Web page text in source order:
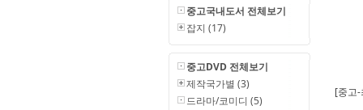
중고국내도서 전체보기
잡지 (17)
중고DVD 전체보기
제작국가별 (3)
드라마/코미디 (5)
[중고